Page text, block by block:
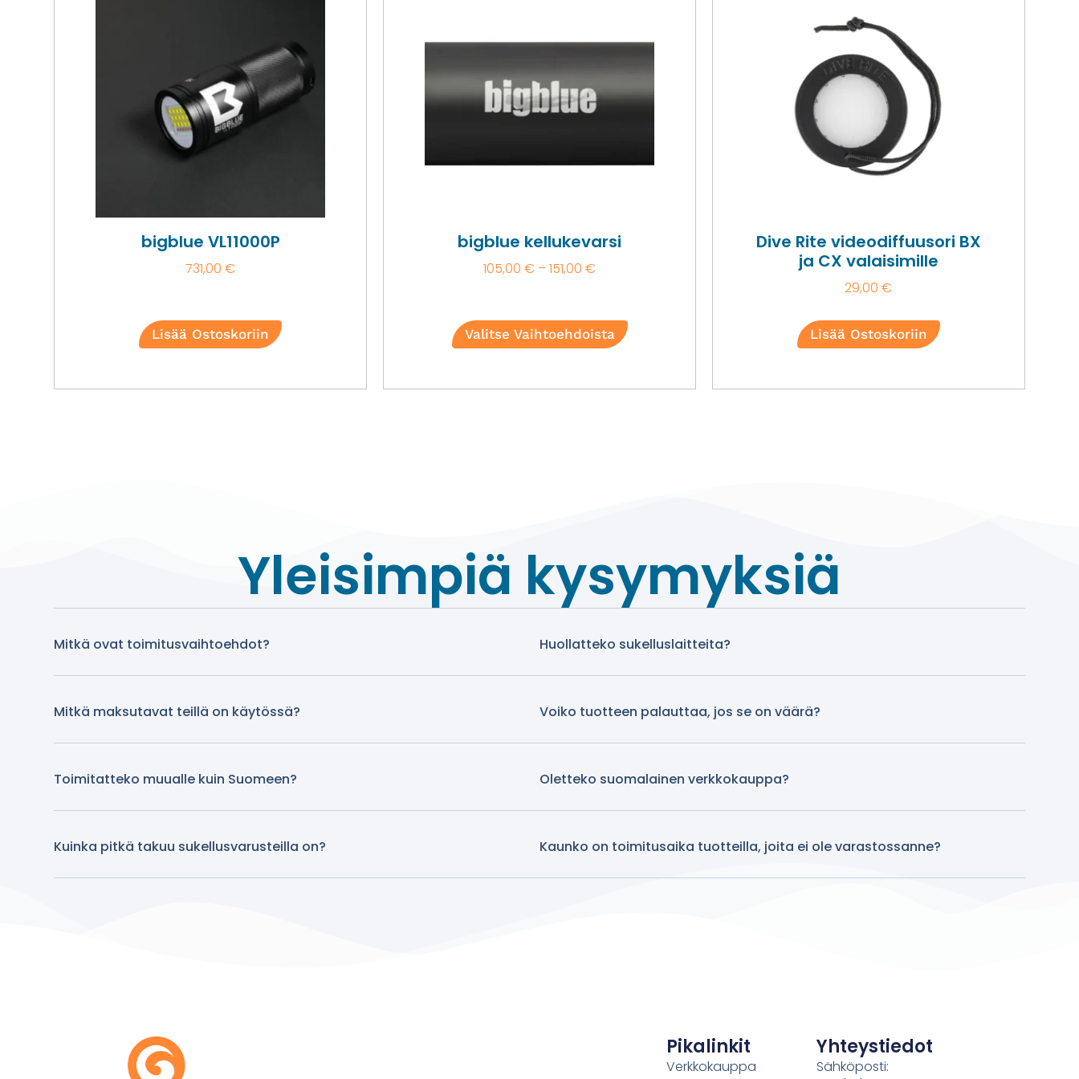
bigblue VL11000P
731,00€
Lisää Ostoskoriin
bigblue kellukevarsi
105,00 € –151,00 €
Valitse Vaihtoehdoista
Dive Rite videodiffuusori BX
ja CX valaisimille
29,00€
Lisää Ostoskoriin
Yleisimpiä kysymyksiä
Mitkä ovat toimitusvaihtoehdot?
Mitkä maksutavat teillä on käytössä?
Toimitatteko muualle kuin Suomeen?
Kuinka pitkä takuu sukellusvarusteilla on?
Huollatteko sukelluslaitteita?
Voiko tuotteen palauttaa, jos se on väärä?
Oletteko suomalainen verkkokauppa?
Kaunko on toimitusaika tuotteilla, joita ei ole varastossanne?
Pikalinkit
Verkkokauppa
Yhteystiedot
Sähköposti: